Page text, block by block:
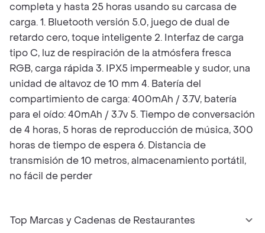
completa y hasta 25 horas usando su carcasa de
carga. 1. Bluetooth versión 5.0, juego de dual de
retardo cero, toque inteligente 2. Interfaz de carga
tipo C, luz de respiración de la atmósfera fresca
RGB, carga rápida 3. IPX5 impermeable y sudor, una
unidad de altavoz de 10 mm 4. Batería del
compartimiento de carga: 400mAh / 3.7V, batería
para el oído: 40mAh / 3.7v 5. Tiempo de conversación
de 4 horas, 5 horas de reproducción de música, 300
horas de tiempo de espera 6. Distancia de
transmisión de 10 metros, almacenamiento portátil,
no fácil de perder
Top Marcas y Cadenas de Restaurantes